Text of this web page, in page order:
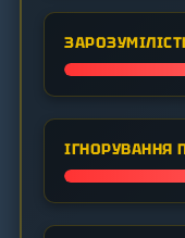
ІГНОРУВАННЯ